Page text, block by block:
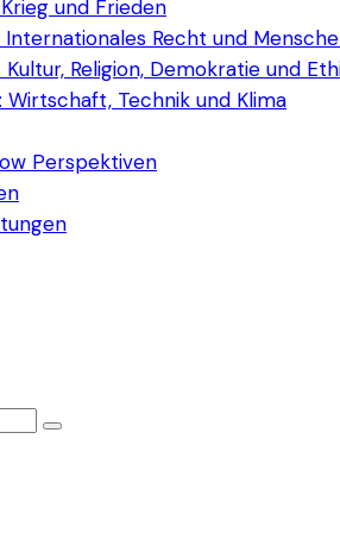
und Frieden
Internationales Recht und
Religion, Demokratie und
Wirtschaft, Technik und Klima
Perspektiven